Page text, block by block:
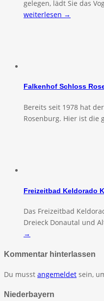
gelegen, lädt Sie das
weiterlesen →
Falkenhof Schloss
Bereits seit 1978 hat
Rosenburg. Hier ist die
Freizeitbad Keldorado
Das Freizeitbad
Dreieck Donautal und
→
Kommentar hinterlassen
Du musst angemeldet sein,
Niederbayern